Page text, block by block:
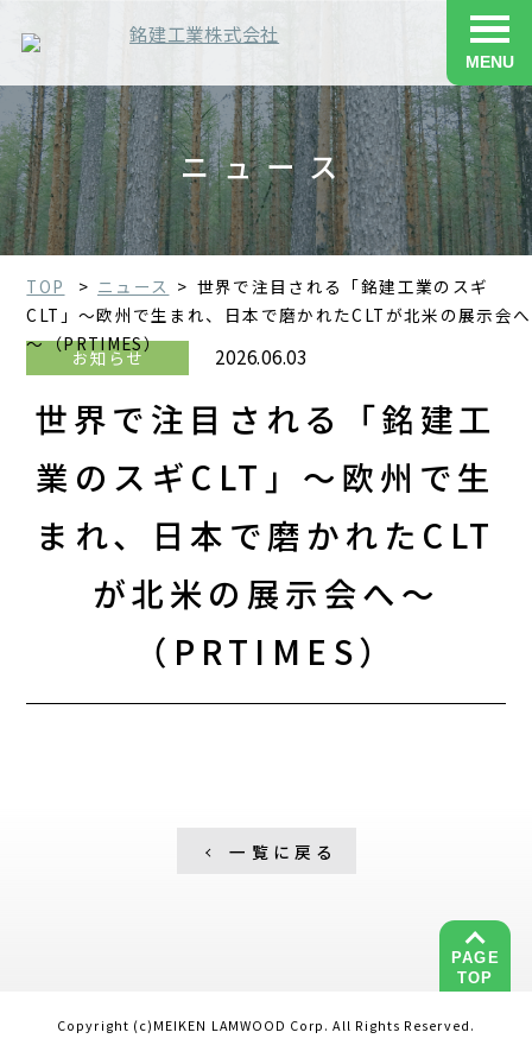
ニュース
MENU
TOP ニュース
世界で注目される「銘建工業のスギ
CLT」～欧州で生まれ、日本で磨かれたCLTが北米の展示会へ
～（PRTIMES）
お知らせ 2026.06.03
世界で注目される「銘建工
業のスギCLT」～欧州で生
まれ、日本で磨かれたCLT
が北米の展示会へ～
（PRTIMES）
一覧に戻る
PAGE
TOP
Copyright (c)MEIKEN LAMWOOD Corp. All Rights Reserved.